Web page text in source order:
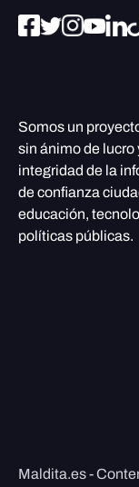
Somos un
sin ánimo de lucro
integridad de la
de confianza
educación,
políticas públicas.
Maldita.es -